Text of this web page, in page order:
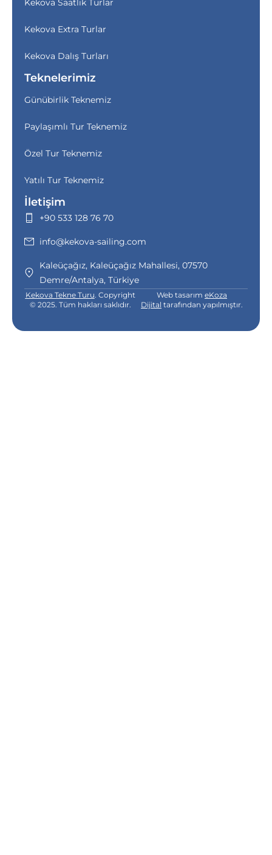
Kekova Saatlik Turlar
Kekova Extra Turlar
Kekova Dalış Turları
Teknelerimiz
Günübirlik Teknemiz
Paylaşımlı Tur Teknemiz
Özel Tur Teknemiz
Yatılı Tur Teknemiz
İletişim
+90 533 128 76 70
info@kekova-sailing.com
Kaleüçağız, Kaleüçağız Mahallesi, 07570
Demre/Antalya, Türkiye
Kekova Tekne Turu. Copyright
© 2025. Tüm hakları saklıdır.
Web tasarım eKoza
Dijital tarafından yapılmıştır.